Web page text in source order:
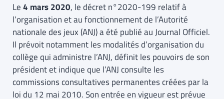
Le4 mars 2020, le décret n°2020-199 relatif à
l’organisation et au fonctionnement de l’Autorité
nationale des jeux (ANJ) a été publié au Journal Officiel.
Il prévoit notamment les modalités d’organisation du
collège qui administre l’ANJ, définit les pouvoirs de son
président et indique que l’ANJ consulte les
commissions consultatives permanentes créées par la
loi du 12 mai 2010. Son entrée en vigueur est prévue